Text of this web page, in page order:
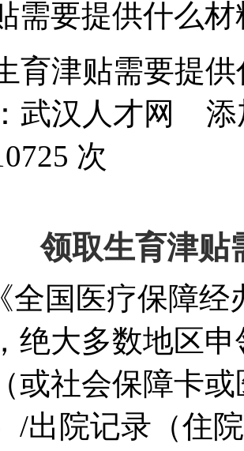
需要提供什么材
育津贴需要提
武汉人才网
添
次
领取生育津贴
全国医疗保障经
绝大多数地区
或社会保障卡
/出院记录（住